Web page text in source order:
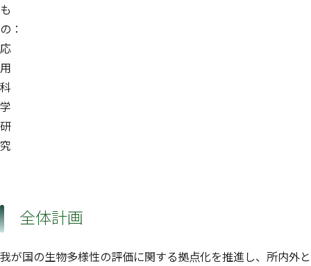
も
の：
応
用
科
学
研
究
全体計画
我が国の生物多様性の評価に関する拠点化を推進し、所内外と